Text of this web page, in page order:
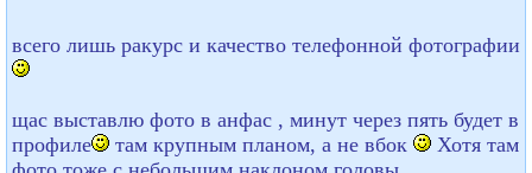
всего лишь ракурс и качество телефонной фотографии
щас выставлю фото в анфас , минут через пять будет в
профиле
там крупным планом, а не вбок
Хотя там